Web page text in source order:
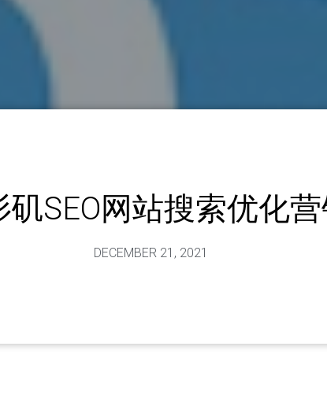
矶SEO网站搜索优化
DECEMBER 21, 2021